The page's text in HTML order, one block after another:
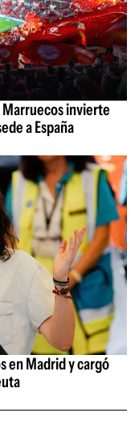
Marruecos invierte
a España
en Madrid y cargó